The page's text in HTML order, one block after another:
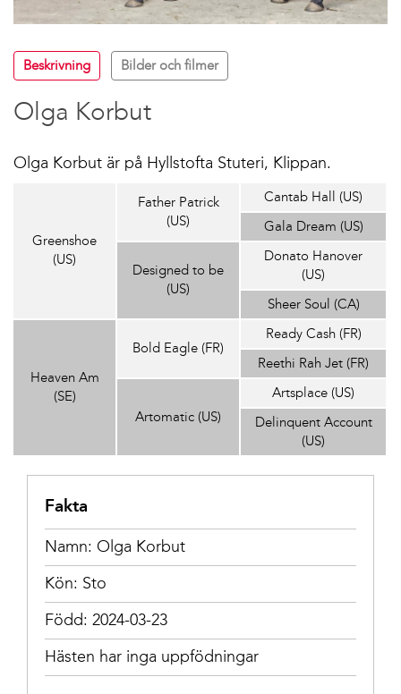
Beskrivning Bilder och filmer
Olga Korbut
Olga Korbut är på Hyllstofta Stuteri, Klippan.
Greenshoe
(US)
Father Patrick
(US)
Cantab Hall (US)
Gala Dream (US)
Designed to be
(US)
Donato Hanover
(US)
Sheer Soul (CA)
Heaven Am
(SE)
Bold Eagle (FR)
Ready Cash (FR)
Reethi Rah Jet (FR)
Artomatic (US)
Artsplace (US)
Delinquent Account
(US)
Fakta
Namn: Olga Korbut
Kön: Sto
Född: 2024-03-23
Hästen har inga uppfödningar